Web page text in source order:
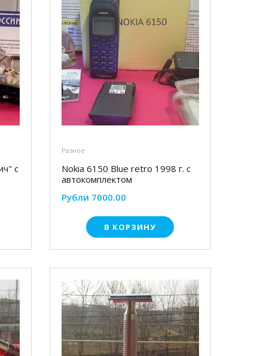
с
Разное
Nokia 6150 Blue retro 1998 г. с
автокомплектом
Рубли 7000.00
В КОРЗИНУ